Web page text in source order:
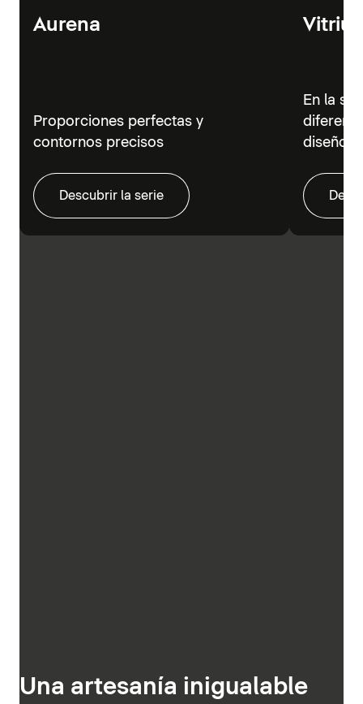
Aurena
Proporciones perfectas y
contornos precisos
Descubrir la serie
En la
diseño
Una artesanía inigualable